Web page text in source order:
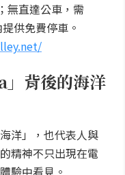
無直達公車，需
供免費停車。
背後的海洋
洋」，也代表人與
精神不只出現在電
驗中看見。